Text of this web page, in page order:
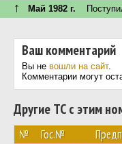
↑ Май 1982 г.
Ваш комментарий
Вы не вошли на сайт.
Комментарии могут
Другие ТС с этим
№ Гос.№